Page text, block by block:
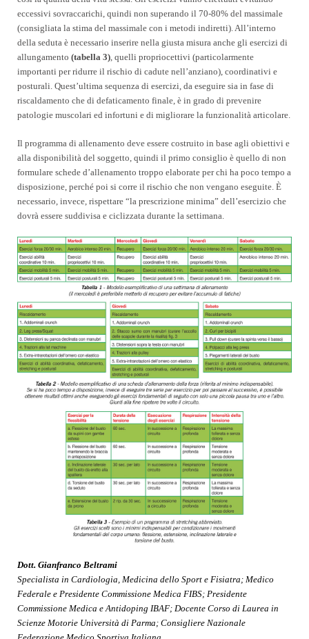
eccessivi sovraccarichi, quindi non superando il 70-80% del massimale
(consigliata la stima del massimale con i metodi indiretti). All’interno
della seduta è necessario inserire nella giusta misura anche gli esercizi di
allungamento (tabella 3), quelli propriocettivi (particolarmente
importanti per ridurre il rischio di cadute nell’anziano), coordinativi e
posturali. Quest’ultima sequenza di esercizi, da eseguire sia in fase di
riscaldamento che di defaticamento finale, è in grado di prevenire
patologie muscolari ed infortuni e di migliorare la funzionalità articolare.
Il programma di allenamento deve essere costruito in base agli obiettivi e
alla disponibilità del soggetto, quindi il primo consiglio è quello di non
formulare schede d’allenamento troppo elaborate per chi ha poco tempo a
disposizione, perché poi si corre il rischio che non vengano eseguite. È
necessario, invece, rispettare “la prescrizione minima” dell’esercizio che
dovrà essere suddivisa e ciclizzata durante la settimana.
Dott. Gianfranco Beltrami
Specialista in Cardiologia, Medicina dello Sport e Fisiatra; Medico
Federale e Presidente Commissione Medica FIBS; Presidente
Commissione Medica e Antidoping IBAF; Docente Corso di Laurea in
Scienze Motorie Università di Parma; Consigliere Nazionale